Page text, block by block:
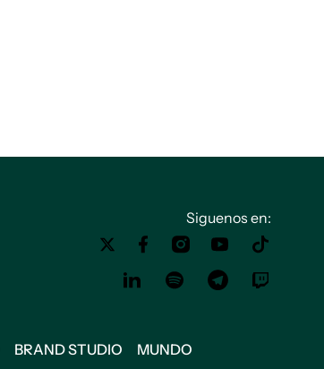
Siguenos en:
BRAND STUDIO MUNDO